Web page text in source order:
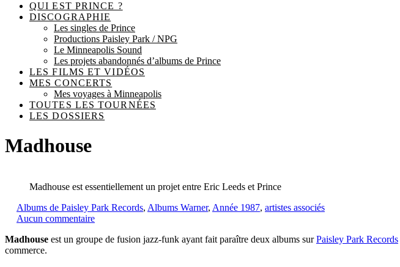
QUI EST PRINCE ?
DISCOGRAPHIE
Les singles de Prince
Productions Paisley Park / NPG
Le Minneapolis Sound
Les projets abandonnés d’albums de Prince
LES FILMS ET VIDÉOS
MES CONCERTS
Mes voyages à Minneapolis
TOUTES LES TOURNÉES
LES DOSSIERS
Madhouse
Madhouse est essentiellement un projet entre Eric Leeds et Prince
Albums de Paisley Park Records, Albums Warner, Année 1987, artistes associés
Aucun commentaire
Madhouse est un groupe de fusion jazz-funk ayant fait paraître deux albums surPaisley Park Records
commerce.